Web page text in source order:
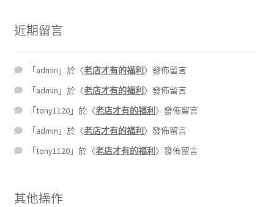
近期留言
「admin 」於〈老店才有的福利 〉發佈留言
「admin 」於〈老店才有的福利 〉發佈留言
「tony1120 」於〈老店才有的福利 〉發佈留言
「admin 」於〈老店才有的福利 〉發佈留言
「tony1120 」於〈老店才有的福利 〉發佈留言
其他操作